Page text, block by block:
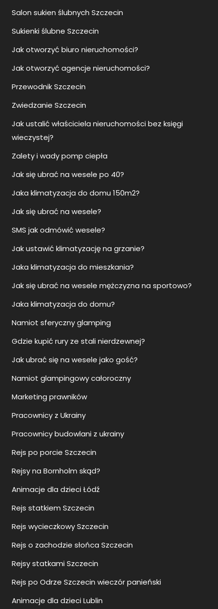
Salon sukien ślubnych Szczecin
Sukienki ślubne Szczecin
Jak otworzyć biuro nieruchomości?
Jak otworzyć agencje nieruchomości?
Przewodnik Szczecin
Zwiedzanie Szczecin
Jak ustalić właściciela nieruchomości bez księgi
wieczystej?
Zalety i wady pomp ciepła
Jak się ubrać na wesele po 40?
Jaka klimatyzacja do domu 150m2?
Jak się ubrać na wesele?
SMS jak odmówić wesele?
Jak ustawić klimatyzację na grzanie?
Jaka klimatyzacja do mieszkania?
Jak się ubrać na wesele mężczyzna na sportowo?
Jaka klimatyzacja do domu?
Namiot sferyczny glamping
Gdzie kupić rury ze stali nierdzewnej?
Jak ubrać się na wesele jako gość?
Namiot glampingowy całoroczny
Marketing prawników
Pracownicy z Ukrainy
Pracownicy budowlani z ukrainy
Rejs po porcie Szczecin
Rejsy na Bornholm skąd?
Animacje dla dzieci Łódź
Rejs statkiem Szczecin
Rejs wycieczkowy Szczecin
Rejs o zachodzie słońca Szczecin
Rejsy statkami Szczecin
Rejs po Odrze Szczecin wieczór panieński
Animacje dla dzieci Lublin